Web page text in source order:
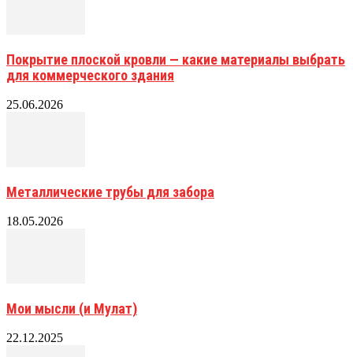
Покрытие плоской кровли — какие материалы выбрать
для коммерческого здания
25.06.2026
Металлические трубы для забора
18.05.2026
Мои мысли (и Мулат)
22.12.2025